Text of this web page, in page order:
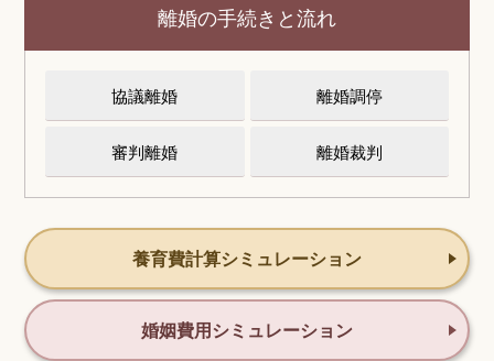
離婚の手続きと流れ
協議離婚 離婚調停
審判離婚 離婚裁判
養育費計算シミュレーション
婚姻費用シミュレーション